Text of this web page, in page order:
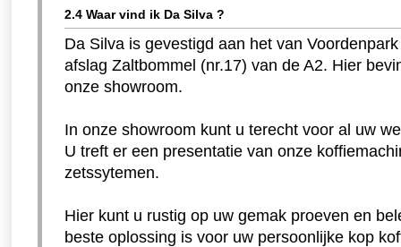
2.4 Waar vind ik Da Silva ?
Da Silva is gevestigd aan het van
afslag Zaltbommel (nr.17) van de A2. Hier
onze showroom.
In onze showroom kunt u terecht voor al uw
U treft er een presentatie van onze
zetssytemen.
Hier kunt u rustig op uw gemak proeven en
beste oplossing is voor uw persoonlijke kop